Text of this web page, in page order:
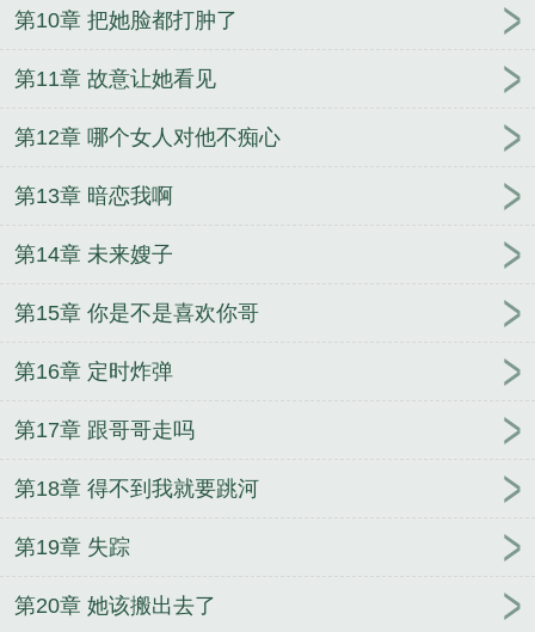
第10章 把她脸都打肿了
第11章 故意让她看见
第12章 哪个女人对他不痴心
第13章 暗恋我啊
第14章 未来嫂子
第15章 你是不是喜欢你哥
第16章 定时炸弹
第17章 跟哥哥走吗
第18章 得不到我就要跳河
第19章 失踪
第20章 她该搬出去了